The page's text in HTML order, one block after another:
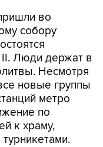
во
собору
II. Люди держат в
Несмотря
новые группы
метро
по
к храму,